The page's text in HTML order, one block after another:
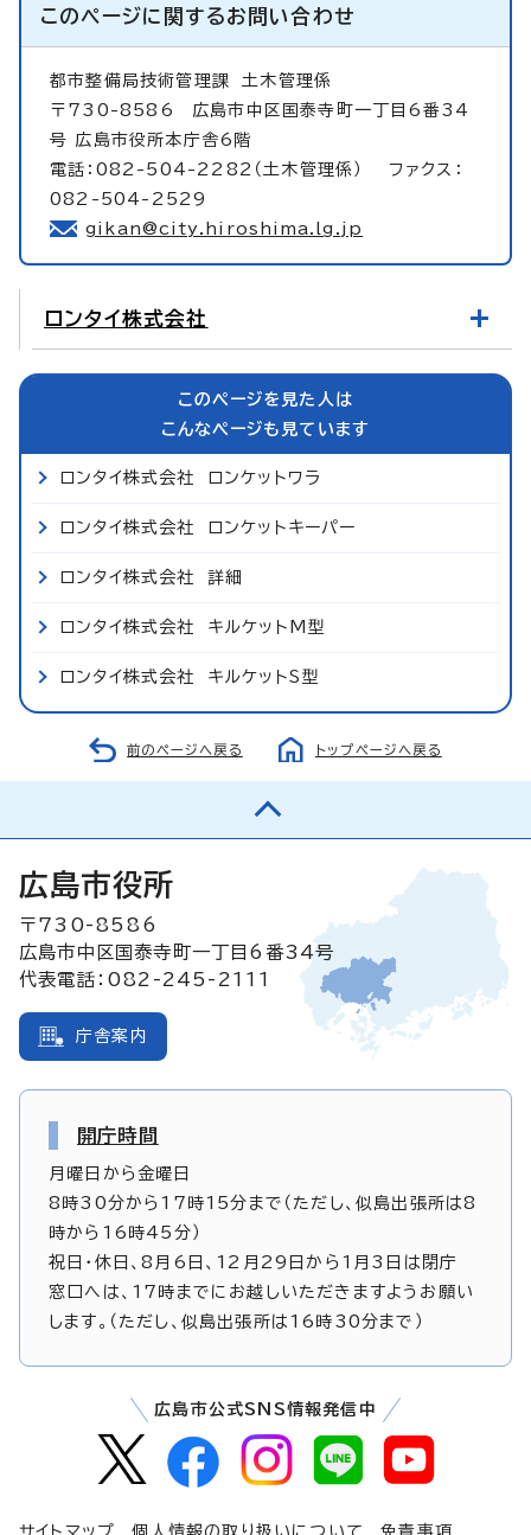
このページに関するお問い合わせ
都市整備局技術管理課土木管理係
〒730-8586 広島市中区国泰寺町一丁目6番34
号 広島市役所本庁舎6階
電話：082-504-2282（土木管理係） ファクス：
082-504-2529
gikan@city.hiroshima.lg.jp
ロンタイ株式会社
このページを見た人は
こんなページも見ています
ロンタイ株式会社 ロンケットワラ
ロンタイ株式会社 ロンケットキーパー
ロンタイ株式会社 詳細
ロンタイ株式会社 キルケットM型
ロンタイ株式会社 キルケットS型
前のページへ戻る トップページへ戻る
広島市役所
〒730-8586
広島市中区国泰寺町一丁目6番34号
代表電話：082-245-2111
庁舎案内
開庁時間
月曜日から金曜日
8時30分から17時15分まで（ただし、似島出張所は8
時から16時45分）
祝日・休日、8月6日、12月29日から1月3日は閉庁
窓口へは、17時までにお越しいただきますようお願い
します。（ただし、似島出張所は16時30分まで）
広島市公式SNS情報発信中
サイトマップ 個人情報の取り扱いについて 免責事項